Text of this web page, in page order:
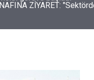
"Sektörde Adalet